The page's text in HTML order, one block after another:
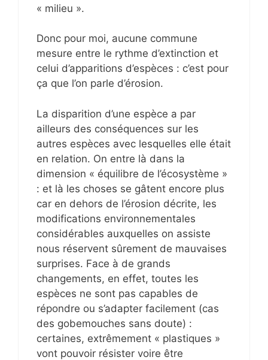
« milieu ».
Donc pour moi, aucune commune
mesure entre le rythme d’extinction et
celui d’apparitions d’espèces : c’est pour
ça que l’on parle d’érosion.
La disparition d’une espèce a par
ailleurs des conséquences sur les
autres espèces avec lesquelles elle était
en relation. On entre là dans la
dimension « équilibre de l’écosystème »
: et là les choses se gâtent encore plus
car en dehors de l’érosion décrite, les
modifications environnementales
considérables auxquelles on assiste
nous réservent sûrement de mauvaises
surprises. Face à de grands
changements, en effet, toutes les
espèces ne sont pas capables de
répondre ou s’adapter facilement (cas
des gobemouches sans doute) :
certaines, extrêmement « plastiques »
vont pouvoir résister voire être